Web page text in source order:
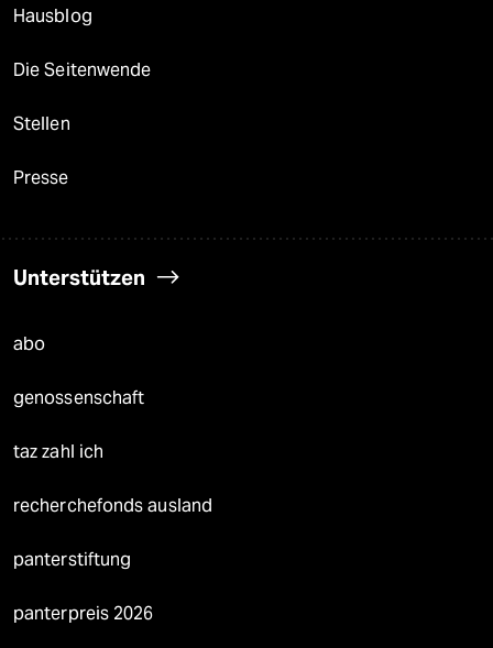
Hausblog
Die Seitenwende
Stellen
Presse
Unterstützen
abo
genossenschaft
taz zahl ich
recherchefonds ausland
panterstiftung
panterpreis 2026